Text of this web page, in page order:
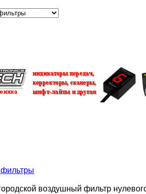
фильтры
воздушный фильтр